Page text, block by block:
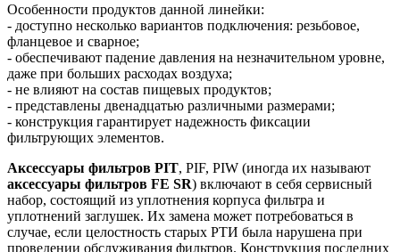
Особенности продуктов данной линейки:
- доступно несколько вариантов подключения: резьбовое,
фланцевое и сварное;
- обеспечивают падение давления на незначительном уровне,
даже при больших расходах воздуха;
- не влияют на состав пищевых продуктов;
- представлены двенадцатью различными размерами;
- конструкция гарантирует надежность фиксации
фильтрующих элементов.
Аксессуары фильтров PIT, PIF, PIW (иногда их называют
аксессуары фильтров FE SR) включают в себя сервисный
набор, состоящий из уплотнения корпуса фильтра и
уплотнений заглушек. Их замена может потребоваться в
случае, если целостность старых РТИ была нарушена при
проведении обслуживания фильтров. Конструкция последних